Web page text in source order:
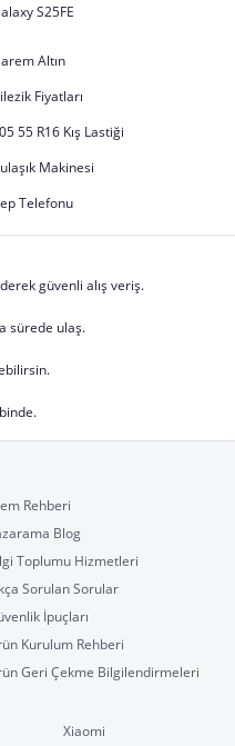
S25FE
Altın
Fiyatları
55 R16 Kış Lastiği
Makinesi
Telefonu
güvenli alış veriş.
sürede ulaş.
Rehberi
Blog
Toplumu Hizmetleri
Sorulan Sorular
İpuçları
Kurulum Rehberi
Geri Çekme Bilgilendirmeleri
Xiaomi